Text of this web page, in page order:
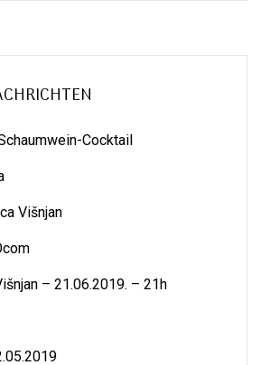
Cocktail
Višnjan
– 21.06.2019. – 21h